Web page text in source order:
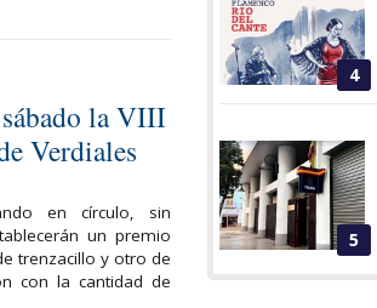
la VIII
Verdiales
en círculo, sin
un premio
trenzacillo y otro de
con la cantidad de
4
5